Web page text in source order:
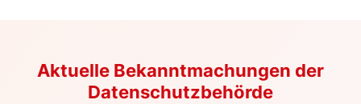
Aktuelle Bekanntmachungen der
Datenschutzbehörde